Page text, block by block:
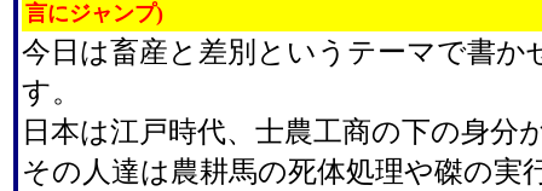
言にジャンプ)
今日は畜産と差別というテーマで書か
す。
日本は江戸時代、士農工商の下の身分
その人達は農耕馬の死体処理や磔の実